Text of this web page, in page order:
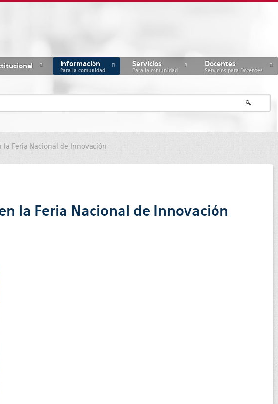
Información
Para la comunidad
Servicios
Para la comunidad
Docentes
Servicios para Docentes
Feria Nacional de Innovación
la Feria Nacional de Innovación